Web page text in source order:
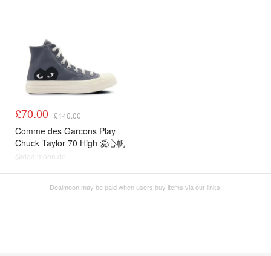
£70.00 £140.00
Comme des Garcons Play
Chuck Taylor 70 High 爱心帆
布鞋
@dealmoon.de
Dealmoon may be paid when users buy items via our links.